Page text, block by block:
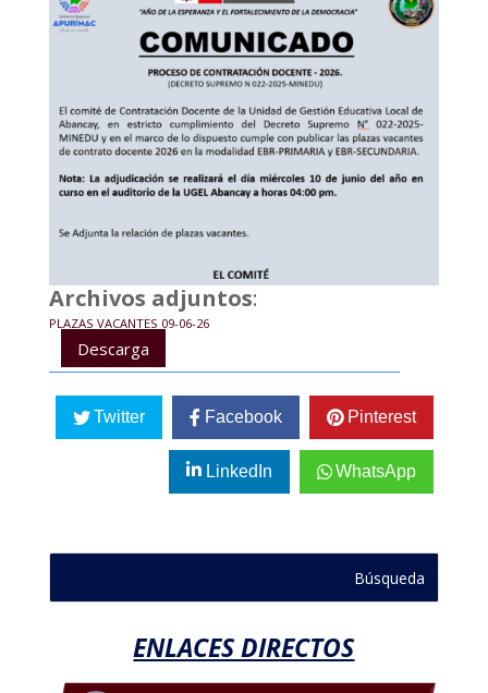
Archivos adjuntos:
PLAZAS VACANTES 09-06-26
Descarga
Twitter Facebook Pinterest
LinkedIn WhatsApp
ENLACES DIRECTOS